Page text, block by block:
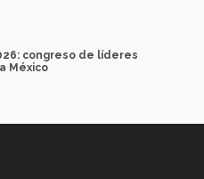
congreso de líderes
México